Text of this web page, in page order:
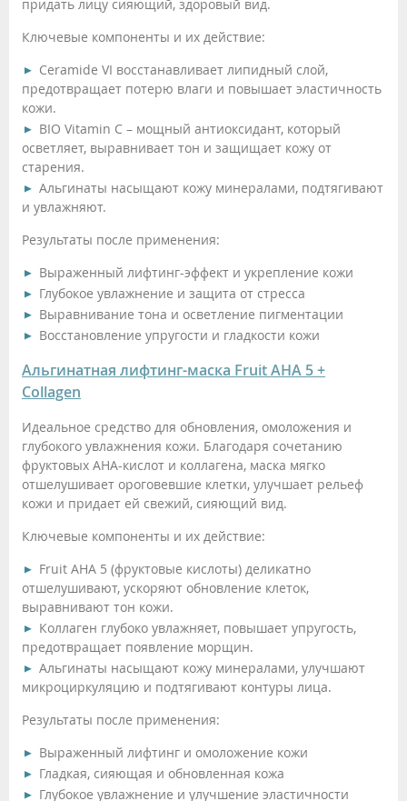
придать лицу сияющий, здоровый вид.
Ключевые компоненты и их действие:
Ceramide VI восстанавливает липидный слой,
предотвращает потерю влаги и повышает эластичность
кожи.
BIO Vitamin C – мощный антиоксидант, который
осветляет, выравнивает тон и защищает кожу от
старения.
Альгинаты насыщают кожу минералами, подтягивают
и увлажняют.
Результаты после применения:
Выраженный лифтинг-эффект и укрепление кожи
Глубокое увлажнение и защита от стресса
Выравнивание тона и осветление пигментации
Восстановление упругости и гладкости кожи
Альгинатная лифтинг-маска Fruit AHA 5 +
Collagen
Идеальное средство для обновления, омоложения и
глубокого увлажнения кожи. Благодаря сочетанию
фруктовых AHA-кислот и коллагена, маска мягко
отшелушивает ороговевшие клетки, улучшает рельеф
кожи и придает ей свежий, сияющий вид.
Ключевые компоненты и их действие:
Fruit AHA 5 (фруктовые кислоты) деликатно
отшелушивают, ускоряют обновление клеток,
выравнивают тон кожи.
Коллаген глубоко увлажняет, повышает упругость,
предотвращает появление морщин.
Альгинаты насыщают кожу минералами, улучшают
микроциркуляцию и подтягивают контуры лица.
Результаты после применения:
Выраженный лифтинг и омоложение кожи
Гладкая, сияющая и обновленная кожа
Глубокое увлажнение и улучшение эластичности